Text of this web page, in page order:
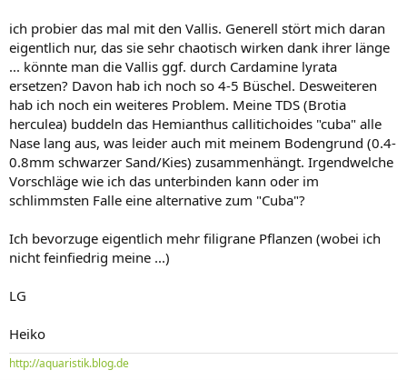
ich probier das mal mit den Vallis. Generell stört mich daran
eigentlich nur, das sie sehr chaotisch wirken dank ihrer länge
... könnte man die Vallis ggf. durch Cardamine lyrata
ersetzen? Davon hab ich noch so 4-5 Büschel. Desweiteren
hab ich noch ein weiteres Problem. Meine TDS (Brotia
herculea) buddeln das Hemianthus callitichoides "cuba" alle
Nase lang aus, was leider auch mit meinem Bodengrund (0.4-
0.8mm schwarzer Sand/Kies) zusammenhängt. Irgendwelche
Vorschläge wie ich das unterbinden kann oder im
schlimmsten Falle eine alternative zum "Cuba"?
Ich bevorzuge eigentlich mehr filigrane Pflanzen (wobei ich
nicht feinfiedrig meine ...)
LG
Heiko
http://aquaristik.blog.de